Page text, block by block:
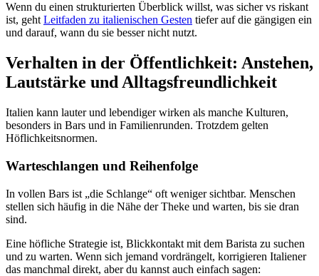
Wenn du einen strukturierten Überblick willst, was sicher vs riskant
ist, gehtLeitfaden zu italienischen Gesten tiefer auf die gängigen ein
und darauf, wann du sie besser nicht nutzt.
Verhalten in der Öffentlichkeit: Anstehen,
Lautstärke und Alltagsfreundlichkeit
Italien kann lauter und lebendiger wirken als manche Kulturen,
besonders in Bars und in Familienrunden. Trotzdem gelten
Höflichkeitsnormen.
Warteschlangen und Reihenfolge
In vollen Bars ist „die Schlange“ oft weniger sichtbar. Menschen
stellen sich häufig in die Nähe der Theke und warten, bis sie dran
sind.
Eine höfliche Strategie ist, Blickkontakt mit dem Barista zu suchen
und zu warten. Wenn sich jemand vordrängelt, korrigieren Italiener
das manchmal direkt, aber du kannst auch einfach sagen: